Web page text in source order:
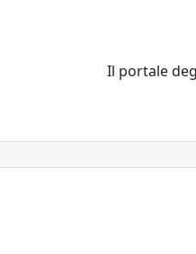
Il portale